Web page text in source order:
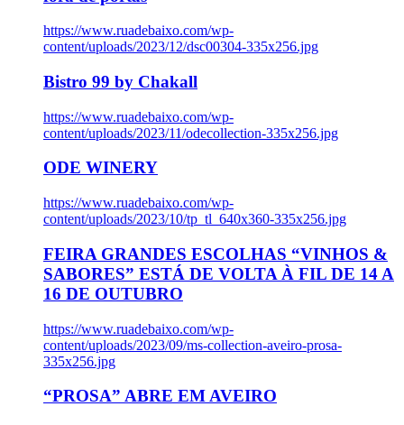
https://www.ruadebaixo.com/wp-
content/uploads/2023/12/dsc00304-335x256.jpg
Bistro 99 by Chakall
https://www.ruadebaixo.com/wp-
content/uploads/2023/11/odecollection-335x256.jpg
ODE WINERY
https://www.ruadebaixo.com/wp-
content/uploads/2023/10/tp_tl_640x360-335x256.jpg
FEIRA GRANDES ESCOLHAS “VINHOS &
SABORES” ESTÁ DE VOLTA À FIL DE 14 A
16 DE OUTUBRO
https://www.ruadebaixo.com/wp-
content/uploads/2023/09/ms-collection-aveiro-prosa-
335x256.jpg
“PROSA” ABRE EM AVEIRO